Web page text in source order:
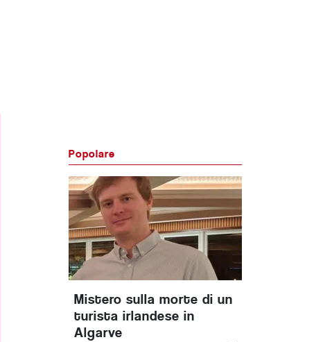
Popolare
Mistero sulla morte di un
turista irlandese in
Algarve